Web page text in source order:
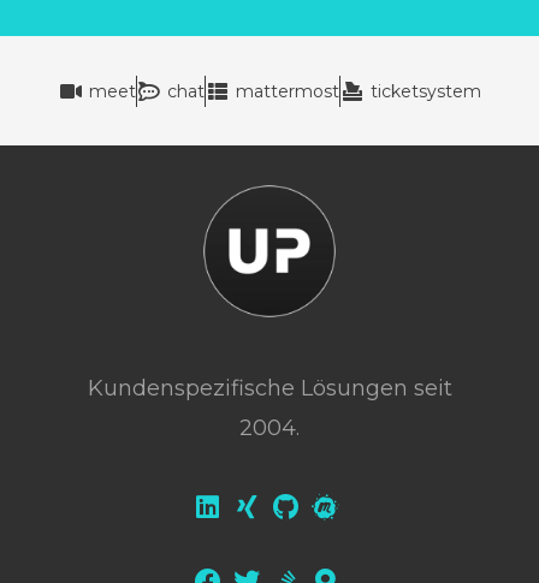
meet chat mattermost ticketsystem
Kundenspezifische Lösungen seit
2004.